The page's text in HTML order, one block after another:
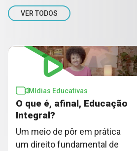
VER TODOS
Mídias Educativas
O que é, afinal, Educação
Integral?
Um meio de pôr em prática
um direito fundamental de